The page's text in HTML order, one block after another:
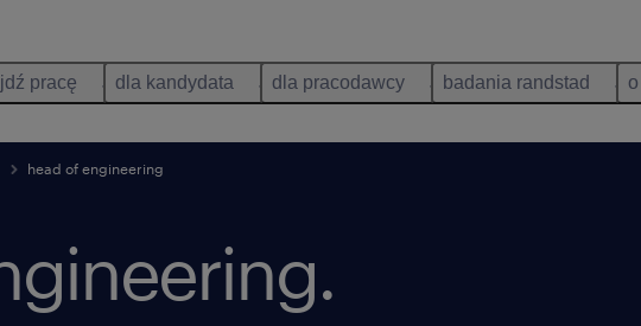
pracę dla kandydata dla pracodawcy badania randstad
head of engineering